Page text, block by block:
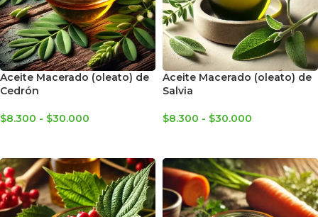
Aceite Macerado (oleato) de
Cedrón
$8.300 - $30.000
Aceite Macerado (oleato) de
Salvia
$8.300 - $30.000